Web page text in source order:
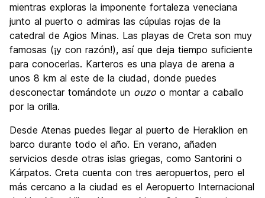
mientras exploras la imponente fortaleza veneciana
junto al puerto o admiras las cúpulas rojas de la
catedral de Agios Minas. Las playas de Creta son muy
famosas (¡y con razón!), así que deja tiempo suficiente
para conocerlas. Karteros es una playa de arena a
unos 8 km al este de la ciudad, donde puedes
desconectar tomándote un ouzo o montar a caballo
por la orilla.
Desde Atenas puedes llegar al puerto de Heraklion en
barco durante todo el año. En verano, añaden
servicios desde otras islas griegas, como Santorini o
Kárpatos. Creta cuenta con tres aeropuertos, pero el
más cercano a la ciudad es el Aeropuerto Internacional